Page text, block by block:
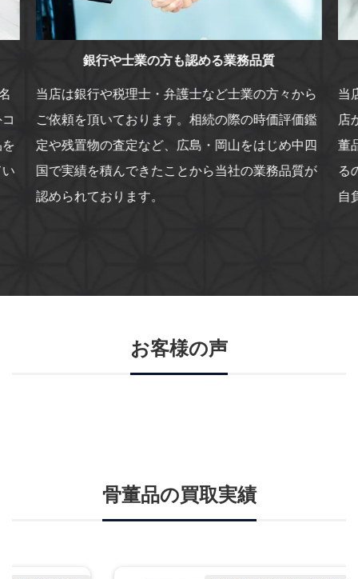
銀行や士業の方も認める業務品質
当店は銀行や税理士・弁護士など士業の方々から
ご依頼を頂いております。相続の際の時価評価鑑
定や残置物の査定など、広島・岡山をはじめ中四
国で実績を積んできたことから当社の業務品質が
認められております。
当
店
董
る
自
お客様の声
骨董品の買取実績